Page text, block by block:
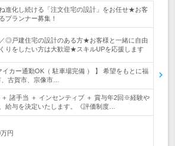
進化し続ける「注文住宅の設計」をお任せ★お客
プランナー募集！
◎戸建住宅の設計のある方★お客様と一緒に自由
りをしたい方は大歓迎★スキルUPを応援します
イカー通勤OK（ 駐車場完備 ） 】 希望をもとに福
古賀市、宗像市…
＋ 諸手当 ＋ インセンティブ ＋ 賞与年2回※経験や
給与を決定いたします。《評価制度…
円